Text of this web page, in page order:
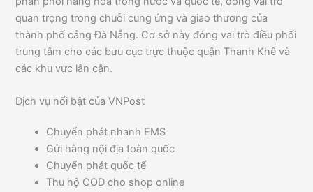
quan trọng trong chuỗi cung ứng và giao thương của
thành phố cảng Đà Nẵng. Cơ sở này đóng vai trò điều phối
trung tâm cho các bưu cục trực thuộc quận Thanh Khê và
các khu vực lân cận.
Dịch vụ nổi bật của VNPost
Chuyển phát nhanh EMS
Gửi hàng nội địa toàn quốc
Chuyển phát quốc tế
Thu hộ COD cho shop online